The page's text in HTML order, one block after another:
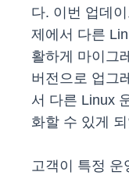
다. 이번 업데
제에서 다른
활하게 마이그
버전으로 업그
서 다른 Linux
화할 수 있게
고객이 특정 운